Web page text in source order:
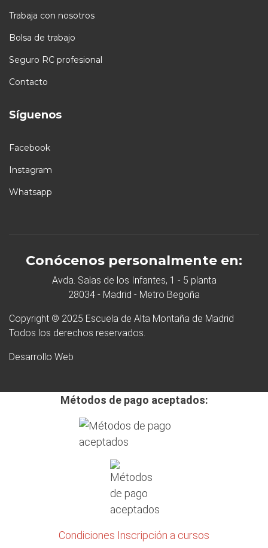
Trabaja con nosotros
Bolsa de trabajo
Seguro RC profesional
Contacto
Síguenos
Facebook
Instagram
Whatsapp
Conócenos personalmente en:
Avda. Salas de los Infantes, 1 - 5 planta
28034 - Madrid - Metro Begoña
Copyright © 2025 Escuela de Alta Montaña de Madrid
Todos los derechos reservados.
Desarrollo Web
Métodos de pago aceptados:
Condiciones Inscripción a cursos